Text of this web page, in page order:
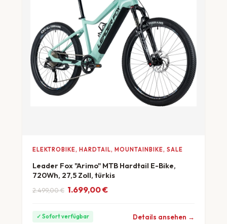
ELEKTROBIKE, HARDTAIL, MOUNTAINBIKE, SALE
Leader Fox "Arimo" MTB Hardtail E-Bike,
720Wh, 27,5 Zoll, türkis
2.499,00€
Ursprünglicher Preis war: 2.499,00 €
1.699,00€
Aktueller Preis ist: 1.699,00 €.
✓ Sofort verfügbar Details ansehen →